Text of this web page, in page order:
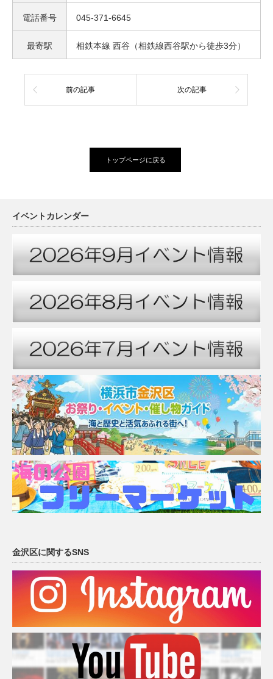
電話番号 045-371-6645
最寄駅 相鉄本線 西谷（相鉄線西谷駅から徒歩3分）
前の記事 次の記事
トップページに戻る
イベントカレンダー
金沢区に関するSNS